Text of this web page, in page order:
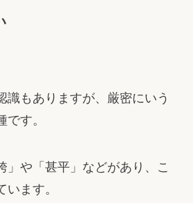
識もありますが、厳密にいう
す。
」や「甚平」などがあり、こ
ます。